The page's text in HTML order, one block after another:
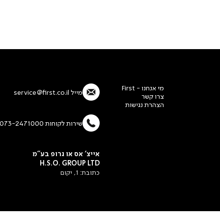
מי אנחנו - First
צרו קשר
הצהרת נגישות
מייל service@first.co.il
שירות לקוחות 073-2471000
אייצ' אס או גרופ בע"מ
H.S.O. GROUP LTD
כתובת: 1, יקום